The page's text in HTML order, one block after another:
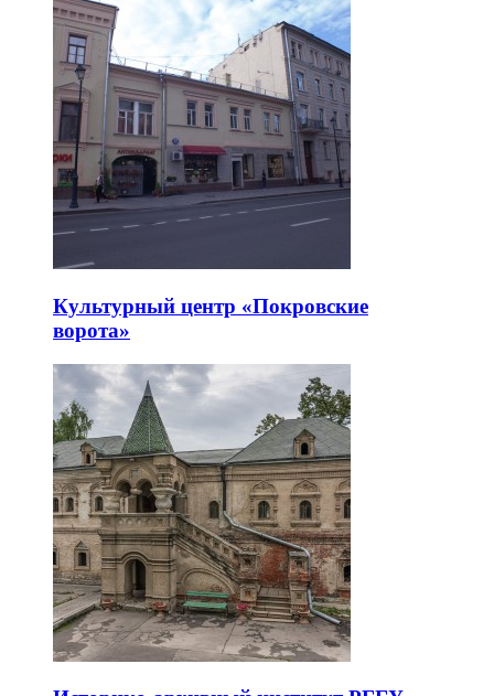
Культурный центр «Покровские
ворота»